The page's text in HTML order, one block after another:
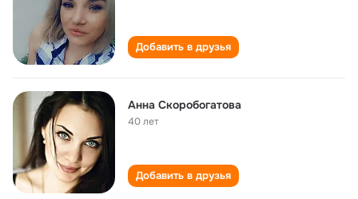
Добавить в друзья
Анна Скоробогатова
40 лет
Добавить в друзья